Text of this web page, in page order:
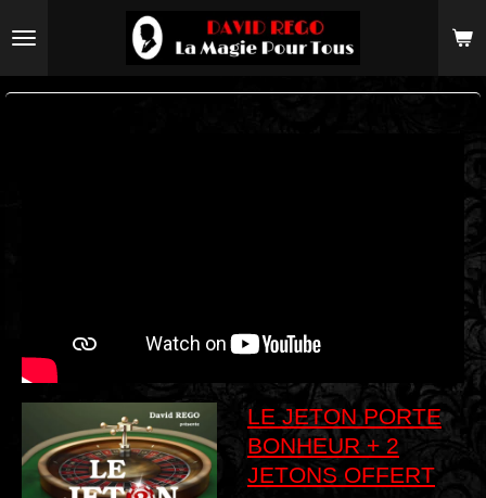
Passer
contenu
LE JETON PORTE
BONHEUR + 2
JETONS OFFERT